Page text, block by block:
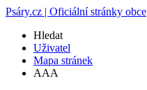
Psáry.cz | Oficiální stránky obce
Hledat
Uživatel
Mapa stránek
AAA